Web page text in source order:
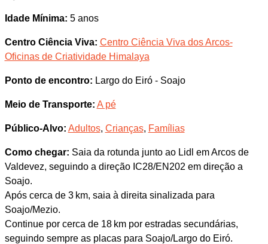
Idade Mínima: 5 anos
Centro Ciência Viva: Centro Ciência Viva dos Arcos-
Oficinas de Criatividade Himalaya
Ponto de encontro: Largo do Eiró - Soajo
Meio de Transporte: A pé
Público-Alvo: Adultos, Crianças, Famílias
Como chegar: Saia da rotunda junto ao Lidl em Arcos de
Valdevez, seguindo a direção IC28/EN202 em direção a
Soajo.
Após cerca de 3 km, saia à direita sinalizada para
Soajo/Mezio.
Continue por cerca de 18 km por estradas secundárias,
seguindo sempre as placas para Soajo/Largo do Eiró.